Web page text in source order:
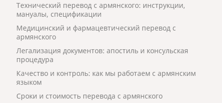
Технический перевод с армянского: инструкции,
мануалы, спецификации
Медицинский и фармацевтический перевод с
армянского
Легализация документов: апостиль и консульская
процедура
Качество и контроль: как мы работаем с армянским
языком
Сроки и стоимость перевода с армянского